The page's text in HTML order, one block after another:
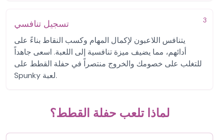
3 تسجيل تنافسي
يتنافس اللاعبون لإكمال المهام وكسب النقاط بناءً على
أدائهم، مما يضيف ميزة تنافسية إلى اللعبة. اسعى جاهداً
للتغلب على خصومك والخروج منتصراً في حفلة القطط على
Spunky لعبة.
لماذا تلعب حفلة القطط؟